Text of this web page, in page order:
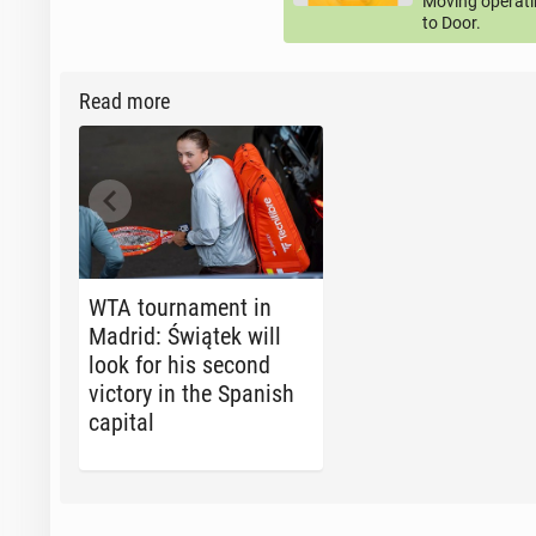
to Door.
Read more
WTA tour­na­ment in
Madrid: Świątek will
look for his second
victory in the Spanish
capital